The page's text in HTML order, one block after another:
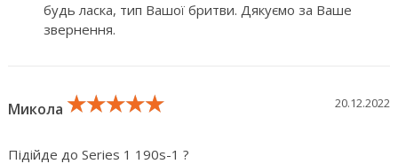
будь ласка, тип Вашої бритви. Дякуємо за Ваше
звернення.
Микола ★★★★★
★★★★★
★★★★★ 20.12.2022
Підійде до Series 1 190s-1 ?